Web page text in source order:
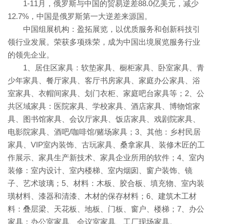
1-11月，俄罗斯与中国的贸易逆差88.0亿美元，减少
12.7%，中国是俄罗斯第一大逆差来源国。
中国组展机构：盈拓展览，以优质服务和创新科技引
领行业发展。荣获多项殊荣，成为中国出境展览服务行业
的领先企业。
1、居住区家具：软垫家具、橱柜家具、卧室家具、青
少年家具、餐厅家具、客厅书房家具、家庭办公家具、浴
室家具、衣帽间家具、划门衣柜、家庭吧台家具等；2、公
共区域家具：医院家具、学校家具、酒店家具、博物馆家
具、图书馆家具、会议厅家具、饭店家具、戏剧院家具、
电影院家具、酒吧/咖啡馆/赌场家具；3、其他：乡村民居
家具、VIP室内装饰、古玩家具、桑拿家具、装修木匠的工
作展示、家具生产新技术、家具企业所用的软件；4、室内
装修：室内设计、室内楼梯、室内烟囱、窗户装饰、镜
子、艺术玻璃；5、材料：木板、胶合板、填充物、室内装
璜材料、漆器和清漆、木材的保存材料；6、建筑木工材
料：叠层梁、天花板、地板、门板、窗户、楼梯；7、办公
家具：办公室家具、会议室家具、工厂现场家具。